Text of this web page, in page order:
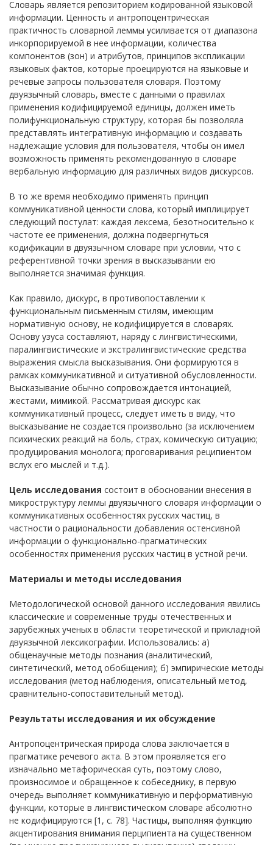
Словарь является репозиторием кодированной языковой
информации. Ценность и антропоцентрическая
практичность словарной леммы усиливается от диапазона
инкорпорируемой в нее информации, количества
компонентов (зон) и атрибутов, принципов экспликации
языковых фактов, которые проецируются на языковые и
речевые запросы пользователя словаря. Поэтому
двуязычный словарь, вместе с данными о правилах
применения кодифицируемой единицы, должен иметь
полифункциональную структуру, которая бы позволяла
представлять интегративную информацию и создавать
надлежащие условия для пользователя, чтобы он имел
возможность применять рекомендованную в словаре
вербальную информацию для различных видов дискурсов.
В то же время необходимо применять принцип
коммуникативной ценности слова, который имплицирует
следующий постулат: каждая лексема, безотносительно к
частоте ее применения, должна подвергнуться
кодификации в двуязычном словаре при условии, что с
референтивной точки зрения в высказывании ею
выполняется значимая функция.
Как правило, дискурс, в противопоставлении к
функциональным письменным стилям, имеющим
нормативную основу, не кодифицируется в словарях.
Основу узуса составляют, наряду с лингвистическими,
паралингвистические и экстралингвистические средства
выражения смысла высказывания. Они формируются в
рамках коммуникативной и ситуативной обусловленности.
Высказывание обычно сопровождается интонацией,
жестами, мимикой. Рассматривая дискурс как
коммуникативный процесс, следует иметь в виду, что
высказывание не создается произвольно (за исключением
психических реакций на боль, страх, комическую ситуацию;
продуцирования монолога; проговаривания реципиентом
вслух его мыслей и т.д.).
Цель исследования состоит в обосновании внесения в
микроструктуру леммы двуязычного словаря информации о
коммуникативных особенностях русских частиц, в
частности о рациональности добавления остенсивной
информации о функционально-прагматических
особенностях применения русских частиц в устной речи.
Материалы и методы исследования
Методологической основой данного исследования явились
классические и современные труды отечественных и
зарубежных ученых в области теоретической и прикладной
двуязычной лексикографии. Использовались: а)
общенаучные методы познания (аналитический,
синтетический, метод обобщения); б) эмпирические методы
исследования (метод наблюдения, описательный метод,
сравнительно-сопоставительный метод).
Результаты исследования и их обсуждение
Антропоцентрическая природа слова заключается в
прагматике речевого акта. В этом проявляется его
изначально метафорическая суть, поэтому слово,
произносимое и обращенное к собеседнику, в первую
очередь выполняет коммуникативную и перформативную
функции, которые в лингвистическом словаре абсолютно
не кодифицируются [1, с. 78]. Частицы, выполняя функцию
акцентирования внимания перципиента на существенном